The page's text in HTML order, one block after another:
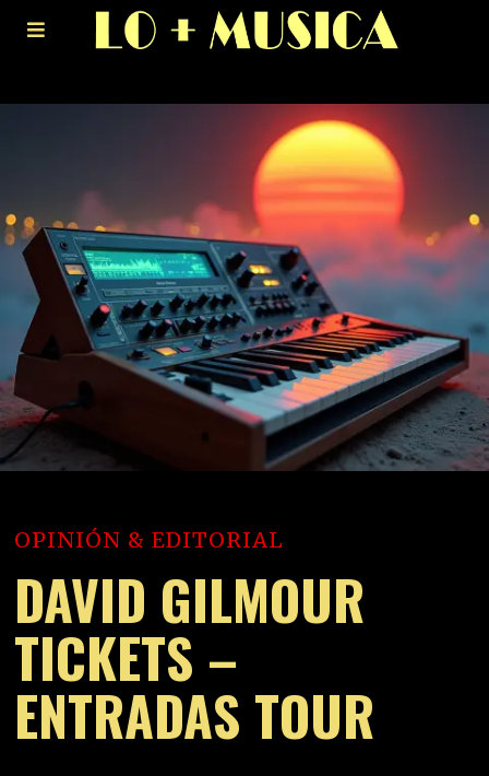
OPINIÓN & EDITORIAL
DAVID GILMOUR
TICKETS –
ENTRADAS TOUR